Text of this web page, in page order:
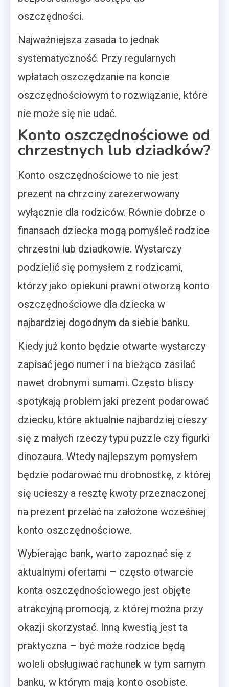
oszczędności.
Najważniejsza zasada to jednak
systematyczność. Przy regularnych
wpłatach oszczędzanie na koncie
oszczędnościowym to rozwiązanie, które
nie może się nie udać.
Konto oszczędnościowe od
chrzestnych lub dziadków?
Konto oszczędnościowe to nie jest
prezent na chrzciny zarezerwowany
wyłącznie dla rodziców. Równie dobrze o
finansach dziecka mogą pomyśleć rodzice
chrzestni lub dziadkowie. Wystarczy
podzielić się pomysłem z rodzicami,
którzy jako opiekuni prawni otworzą konto
oszczędnościowe dla dziecka w
najbardziej dogodnym da siebie banku.
Kiedy już konto będzie otwarte wystarczy
zapisać jego numer i na bieżąco zasilać
nawet drobnymi sumami. Często bliscy
spotykają problem jaki prezent podarować
dziecku, które aktualnie najbardziej cieszy
się z małych rzeczy typu puzzle czy figurki
dinozaura. Wtedy najlepszym pomysłem
będzie podarować mu drobnostkę, z której
się ucieszy a resztę kwoty przeznaczonej
na prezent przelać na założone wcześniej
konto oszczędnościowe.
Wybierając bank, warto zapoznać się z
aktualnymi ofertami – często otwarcie
konta oszczędnościowego jest objęte
atrakcyjną promocją, z której można przy
okazji skorzystać. Inną kwestią jest ta
praktyczna – być może rodzice będą
woleli obsługiwać rachunek w tym samym
banku, w którym mają konto osobiste.